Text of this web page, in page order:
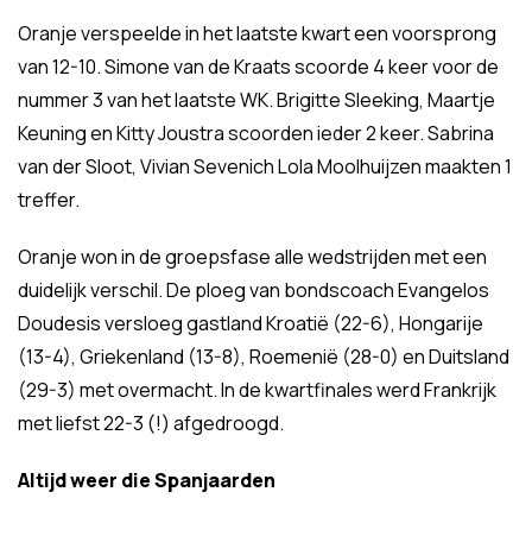
Oranje verspeelde in het laatste kwart een voorsprong
van 12-10. Simone van de Kraats scoorde 4 keer voor de
nummer 3 van het laatste WK. Brigitte Sleeking, Maartje
Keuning en Kitty Joustra scoorden ieder 2 keer. Sabrina
van der Sloot, Vivian Sevenich Lola Moolhuijzen maakten 1
treffer.
Oranje won in de groepsfase alle wedstrijden met een
duidelijk verschil. De ploeg van bondscoach Evangelos
Doudesis versloeg gastland Kroatië (22-6), Hongarije
(13-4), Griekenland (13-8), Roemenië (28-0) en Duitsland
(29-3) met overmacht. In de kwartfinales werd Frankrijk
met liefst 22-3 (!) afgedroogd.
Altijd weer die Spanjaarden